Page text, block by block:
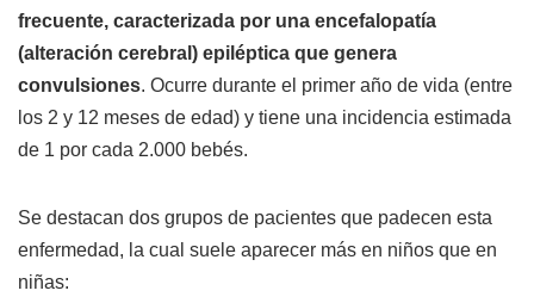
frecuente, caracterizada por una encefalopatía
(alteración cerebral) epiléptica que genera
convulsiones. Ocurre durante el primer año de vida (entre
los 2 y 12 meses de edad) y tiene una incidencia estimada
de 1 por cada 2.000 bebés.
Se destacan dos grupos de pacientes que padecen esta
enfermedad, la cual suele aparecer más en niños que en
niñas: